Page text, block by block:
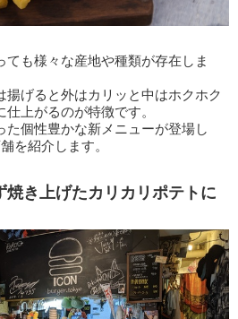
ても様々な産地や種類が存在しま
揚げると外はカリッと中はホクホク
上がるのが特徴です。
た個性豊かな新メニューが登場し
を紹介します。
焼き上げたカリカリポテトに